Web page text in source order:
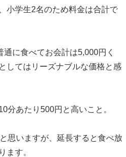
小学生2名のため料金は合計で
に食べてお会計は5,000円く
してはリーズナブルな価格と感
分あたり500円と高いこと。
思いますが、延長すると食べ放
ます。